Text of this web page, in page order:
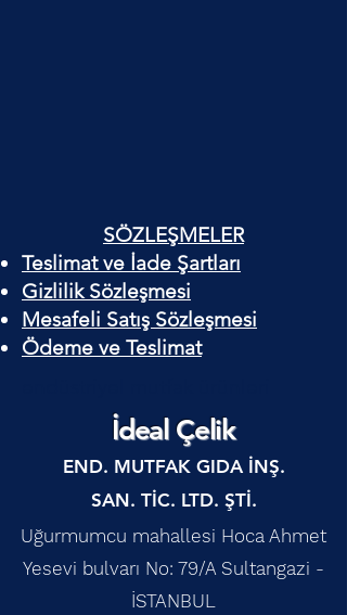
SÖZLEŞMELER
Teslimat ve İade Şartları
Gizlilik Sözleşmesi
Mesafeli Satış Sözleşmesi
Ödeme ve Teslimat
İdeal Çelik
END. MUTFAK GIDA İNŞ.
SAN. TİC. LTD. ŞTİ.
Uğurmumcu mahallesi Hoca Ahmet
Yesevi bulvarı No: 79/A Sultangazi -
İSTANBUL